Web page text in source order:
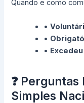
Quando e como
•
•
• Excedeu
❓
Simples